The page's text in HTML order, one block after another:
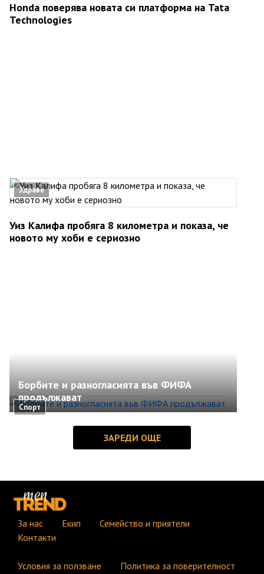
Honda поверява новата си платформа на Tata
Technologies
Здраве
Уиз Калифа пробяга 8 километра и показа, че
новото му хоби е сериозно
Спорт
Борбите и разногласията във ФИФА
продължават
За нас Екип
Семейство и приятели
Контакти
Условия за ползване Политика за поверителност